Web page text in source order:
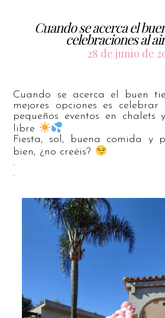
Cuando se acerca el
celebraciones al
28 de junio de
Cuando se acerca el buen
mejores opciones es
pequeños eventos en chalets
libre
Fiesta, sol, buena comida y
bien, ¿no creéis?
.
.